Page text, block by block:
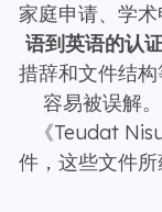
家庭申请、学
语到英语的认
措辞和文件结
容易被误解
《Teudat
件，这些文件